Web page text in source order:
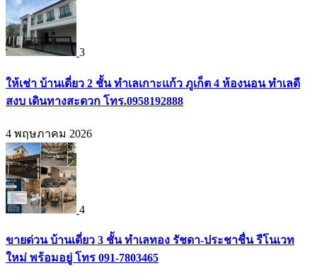
3
ให้เช่า บ้านเดี่ยว 2 ชั้น ทำเลเกาะแก้ว ภูเก็ต 4 ห้องนอน ทำเลดี
สงบ เดินทางสะดวก โทร.0958192888
4 พฤษภาคม 2026
4
ขายด่วน บ้านเดี่ยว 3 ชั้น ทำเลทอง รัชดา-ประชาชื่น รีโนเวท
ใหม่ พร้อมอยู่ โทร 091-7803465